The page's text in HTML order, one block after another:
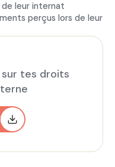
de leur internat
perçus lors de leur
tes droits